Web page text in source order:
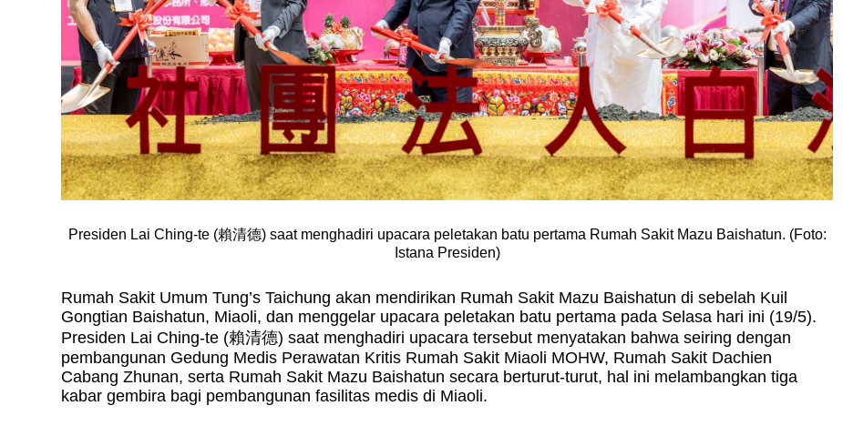
Presiden Lai Ching-te (賴清德) saat menghadiri upacara peletakan batu pertama Rumah Sakit Mazu Baishatun. (Foto:
Istana Presiden)
Rumah Sakit Umum Tung’s Taichung akan mendirikan Rumah Sakit Mazu Baishatun di sebelah Kuil
Gongtian Baishatun, Miaoli, dan menggelar upacara peletakan batu pertama pada Selasa hari ini (19/5).
Presiden Lai Ching-te (賴清德) saat menghadiri upacara tersebut menyatakan bahwa seiring dengan
pembangunan Gedung Medis Perawatan Kritis Rumah Sakit Miaoli MOHW, Rumah Sakit Dachien
Cabang Zhunan, serta Rumah Sakit Mazu Baishatun secara berturut-turut, hal ini melambangkan tiga
kabar gembira bagi pembangunan fasilitas medis di Miaoli.